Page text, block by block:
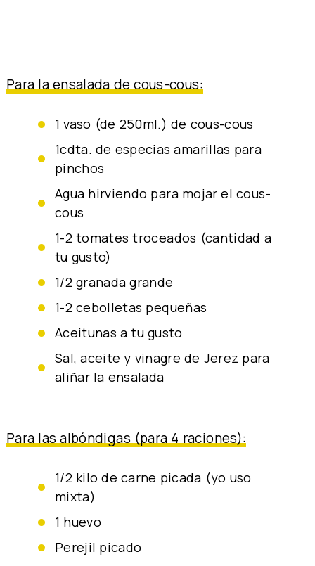
Para la ensalada de cous-cous:
1 vaso (de 250ml.) de cous-cous
1cdta. de especias amarillas para
pinchos
Agua hirviendo para mojar el cous-
cous
1-2 tomates troceados (cantidad a
tu gusto)
1/2 granada grande
1-2 cebolletas pequeñas
aceitunas a tu gusto
sal, aceite y vinagre de Jerez para
aliñar la ensalada
Para las albóndigas (para 4 raciones):
1/2 kilo de carne picada (yo uso
mixta)
1 huevo
perejil picado